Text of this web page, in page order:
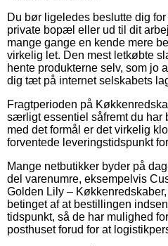
Du bør ligeledes beslutte dig
private bopæl eller ud til dit
mange gange en kende mere
virkelig let. Den mest letkøbte
hente produkterne selv, som jo
dig tæt på internet selskabets
Fragtperioden på
særligt essentiel såfremt du har
med det formål er det virkelig
forventede leveringstidspunkt
Mange netbutikker byder på
del varenumre, eksempelvis
Golden Lily –
betinget af at bestillingen
tidspunkt, så de har mulighed
posthuset forud for at